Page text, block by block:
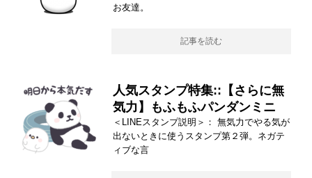
お友達。
記事を読む
人気スタンプ特集::【さらに無
気力】もふもふパンダンミニ
＜LINEスタンプ説明＞： 無気力でやる気が
出ないときに使うスタンプ第２弾。ネガテ
ィブな言